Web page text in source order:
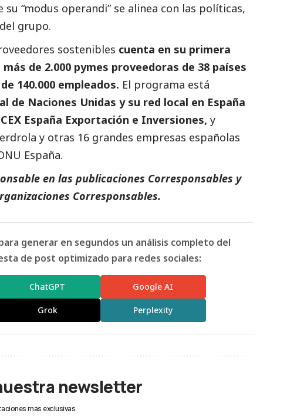
su “modus operandi” se alinea con las políticas,
grupo.
sostenibles cuenta en su primera
de 2.000 pymes proveedoras de 38 países
140.000 empleados. El programa está
de Naciones Unidas y su red local en España
España Exportación e Inversiones, y
y otras 16 grandes empresas españolas
España.
en las publicaciones Corresponsables y
Corresponsables.
generar en segundos un análisis completo del
de post optimizado para redes sociales:
ChatGPT Google AI
Grok Perplexity
newsletter
más exclusivas.